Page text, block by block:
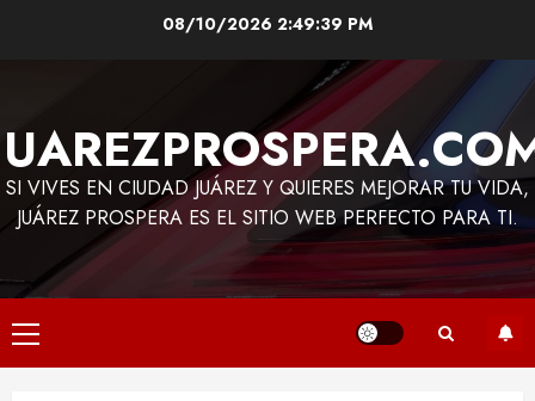
08/10/2026 2:49:39 PM
SI VIVES EN CIUDAD JUÁREZ Y QUIERES MEJORAR TU VIDA,
JUÁREZ PROSPERA ES EL SITIO WEB PERFECTO PARA TI.
Menú
principal